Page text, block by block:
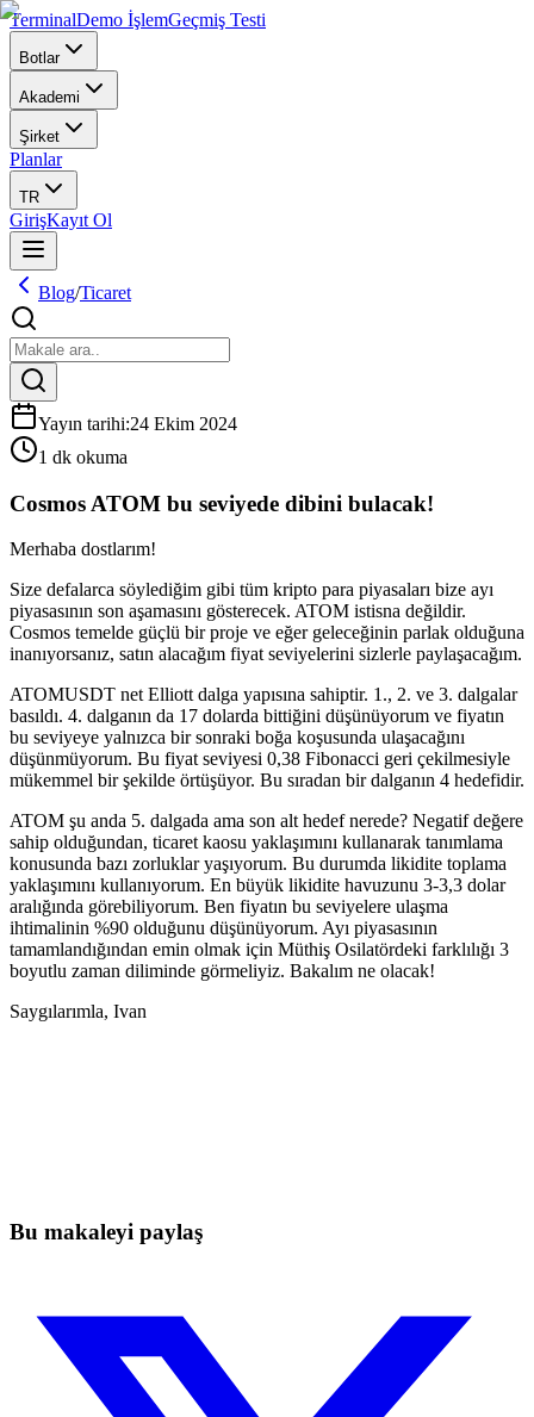
TerminalDemo İşlemGeçmiş Testi
Botlar
Akademi
Şirket
Planlar
TR
GirişKayıt Ol
Blog/Ticaret
Yayın tarihi:24 Ekim 2024
1 dk okuma
Cosmos ATOM bu seviyede dibini bulacak!
Merhaba dostlarım!
Size defalarca söylediğim gibi tüm kripto para piyasaları bize ayı
piyasasının son aşamasını gösterecek. ATOM istisna değildir.
Cosmos temelde güçlü bir proje ve eğer geleceğinin parlak olduğuna
inanıyorsanız, satın alacağım fiyat seviyelerini sizlerle paylaşacağım.
ATOMUSDT net Elliott dalga yapısına sahiptir. 1., 2. ve 3. dalgalar
basıldı. 4. dalganın da 17 dolarda bittiğini düşünüyorum ve fiyatın
bu seviyeye yalnızca bir sonraki boğa koşusunda ulaşacağını
düşünmüyorum. Bu fiyat seviyesi 0,38 Fibonacci geri çekilmesiyle
mükemmel bir şekilde örtüşüyor. Bu sıradan bir dalganın 4 hedefidir.
ATOM şu anda 5. dalgada ama son alt hedef nerede? Negatif değere
sahip olduğundan, ticaret kaosu yaklaşımını kullanarak tanımlama
konusunda bazı zorluklar yaşıyorum. Bu durumda likidite toplama
yaklaşımını kullanıyorum. En büyük likidite havuzunu 3-3,3 dolar
aralığında görebiliyorum. Ben fiyatın bu seviyelere ulaşma
ihtimalinin %90 olduğunu düşünüyorum. Ayı piyasasının
tamamlandığından emin olmak için Müthiş Osilatördeki farklılığı 3
boyutlu zaman diliminde görmeliyiz. Bakalım ne olacak!
Saygılarımla, Ivan
Bu makaleyi paylaş